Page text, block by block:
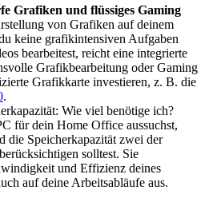
Grafiken und flüssiges Gaming
von Grafiken auf deinem
keine grafikintensiven Aufgaben
bearbeitest, reicht eine integrierte
Grafikbearbeitung oder Gaming
Grafikkarte investieren, z. B. die
.
Wie viel benötige ich?
für dein Home Office aussuchst,
die Speicherkapazität zwei der
solltest. Sie
und Effizienz deines
auf deine Arbeitsabläufe aus.